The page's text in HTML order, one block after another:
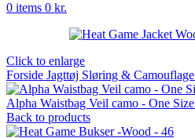
0 items 0 kr.
Click to enlarge
Forside Jagttøj Sløring & Camouflage
Alpha Waistbag Veil camo - One Size
Back to products